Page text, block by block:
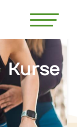
Kurse